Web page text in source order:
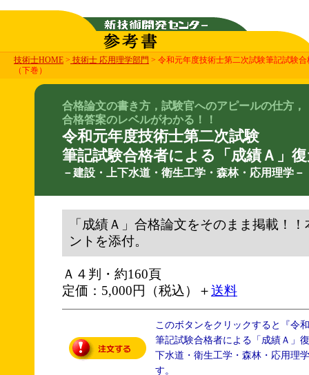
技術士HOME > 技術士 応用理学部門 > 令和元年度技術士第二次試験筆記試験
（下巻）
合格論文の書き方，試験官へのアピールの仕方，
合格答案のレベルがわかる！！
令和元年度技術士第二次試験
筆記試験合格者による「成績Ａ」
－建設・上下水道・衛生工学・森林・応用理学－
「成績Ａ」合格論文をそのまま掲載！
ントを添付。
Ａ４判・約160頁
定価：5,000円（税込）＋送料
このボタンをクリックすると『令
筆記試験合格者による「成績Ａ」
下水道・衛生工学・森林・応用理
す。